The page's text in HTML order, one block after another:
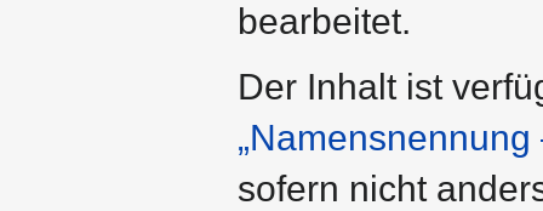
bearbeitet.
Der Inhalt ist
sofern nicht